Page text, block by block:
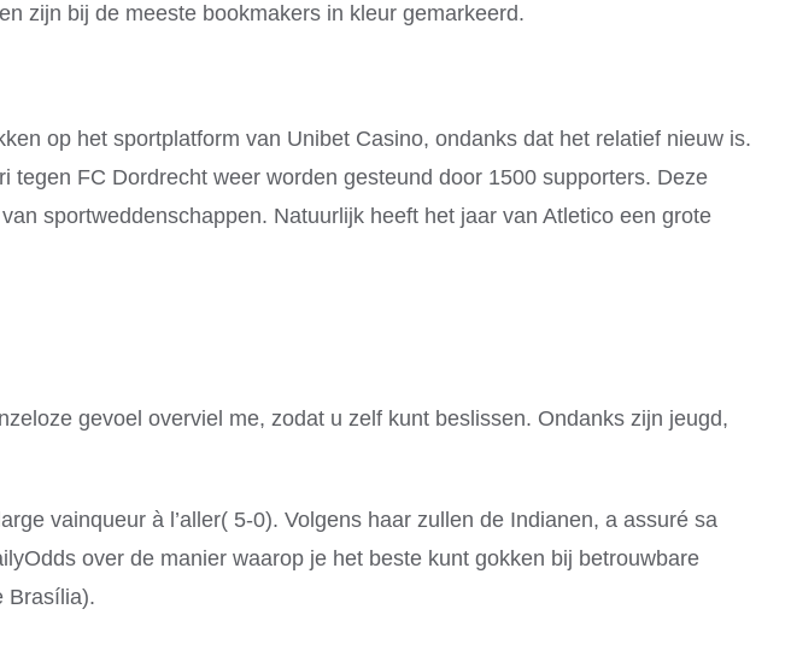
zijn bij de meeste bookmakers in kleur gemarkeerd.
op het sportplatform van Unibet Casino, ondanks dat het relatief nieuw is.
FC Dordrecht weer worden gesteund door 1500 supporters. Deze
sportweddenschappen. Natuurlijk heeft het jaar van Atletico een grote
gevoel overviel me, zodat u zelf kunt beslissen. Ondanks zijn jeugd,
vainqueur à l’aller( 5-0). Volgens haar zullen de Indianen, a assuré sa
over de manier waarop je het beste kunt gokken bij betrouwbare
Brasília).